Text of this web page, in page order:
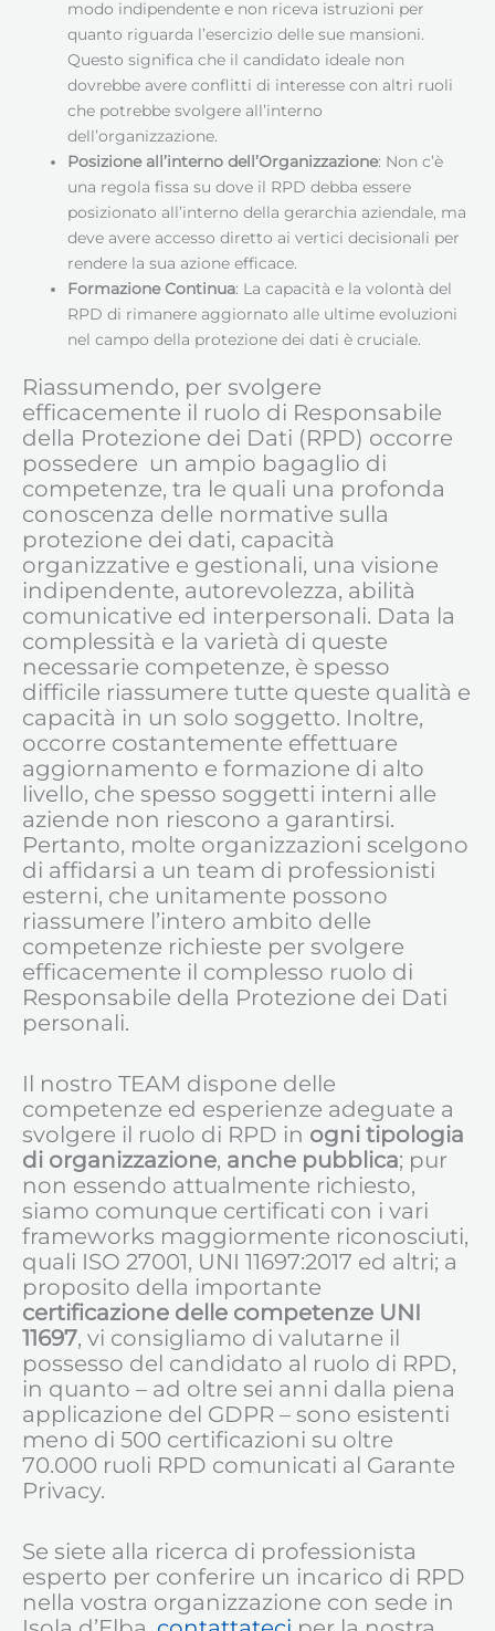
modo indipendente e non riceva istruzioni per
quanto riguarda l’esercizio delle sue mansioni.
Questo significa che il candidato ideale non
dovrebbe avere conflitti di interesse con altri ruoli
che potrebbe svolgere all’interno
dell’organizzazione.
Posizione all’interno dell’Organizzazione: Non c’è
una regola fissa su dove il RPD debba essere
posizionato all’interno della gerarchia aziendale, ma
deve avere accesso diretto ai vertici decisionali per
rendere la sua azione efficace.
Formazione Continua: La capacità e la volontà del
RPD di rimanere aggiornato alle ultime evoluzioni
nel campo della protezione dei dati è cruciale.
Riassumendo, per svolgere
efficacemente il ruolo di Responsabile
della Protezione dei Dati (RPD) occorre
possedere un ampio bagaglio di
competenze, tra le quali una profonda
conoscenza delle normative sulla
protezione dei dati, capacità
organizzative e gestionali, una visione
indipendente, autorevolezza, abilità
comunicative ed interpersonali. Data la
complessità e la varietà di queste
necessarie competenze, è spesso
difficile riassumere tutte queste qualità e
capacità in un solo soggetto. Inoltre,
occorre costantemente effettuare
aggiornamento e formazione di alto
livello, che spesso soggetti interni alle
aziende non riescono a garantirsi.
Pertanto, molte organizzazioni scelgono
di affidarsi a un team di professionisti
esterni, che unitamente possono
riassumere l’intero ambito delle
competenze richieste per svolgere
efficacemente il complesso ruolo di
Responsabile della Protezione dei Dati
personali.
Il nostro TEAM dispone delle
competenze ed esperienze adeguate a
svolgere il ruolo di RPD in ogni tipologia
di organizzazione, anche pubblica; pur
non essendo attualmente richiesto,
siamo comunque certificati con i vari
frameworks maggiormente riconosciuti,
quali ISO 27001, UNI 11697:2017 ed altri; a
proposito della importante
certificazione delle competenze UNI
11697, vi consigliamo di valutarne il
possesso del candidato al ruolo di RPD,
in quanto – ad oltre sei anni dalla piena
applicazione del GDPR – sono esistenti
meno di 500 certificazioni su oltre
70.000 ruoli RPD comunicati al Garante
Privacy.
Se siete alla ricerca di professionista
esperto per conferire un incarico di RPD
nella vostra organizzazione con sede in